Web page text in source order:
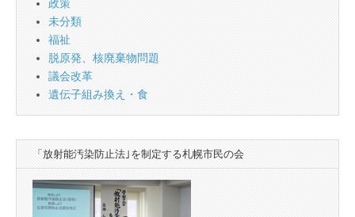
政策
未分類
福祉
脱原発、核廃棄物問題
議会改革
遺伝子組み換え・食
「放射能汚染防止法｣を制定する札幌市民の会